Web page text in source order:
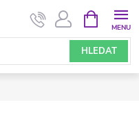
HLEDAT
NÁKUPNÍ
KOŠÍK